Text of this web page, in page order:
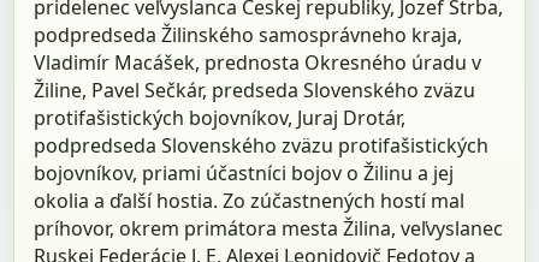
pridelenec veľvyslanca Českej republiky, Jozef Štrba,
podpredseda Žilinského samosprávneho kraja,
Vladimír Macášek, prednosta Okresného úradu v
Žiline, Pavel Sečkár, predseda Slovenského zväzu
protifašistických bojovníkov, Juraj Drotár,
podpredseda Slovenského zväzu protifašistických
bojovníkov, priami účastníci bojov o Žilinu a jej
okolia a ďalší hostia. Zo zúčastnených hostí mal
príhovor, okrem primátora mesta Žilina, veľvyslanec
Ruskej Federácie J. E. Alexej Leonidovič Fedotov a